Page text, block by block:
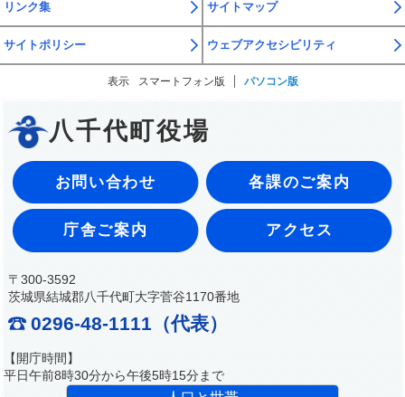
リンク集 サイトマップ
サイトポリシー ウェブアクセシビリティ
表示 スマートフォン版 パソコン版
八千代町役場
お問い合わせ 各課のご案内
庁舎ご案内 アクセス
〒300-3592
茨城県結城郡八千代町大字菅谷1170番地
0296-48-1111（代表）
【開庁時間】
平日午前8時30分から午後5時15分まで